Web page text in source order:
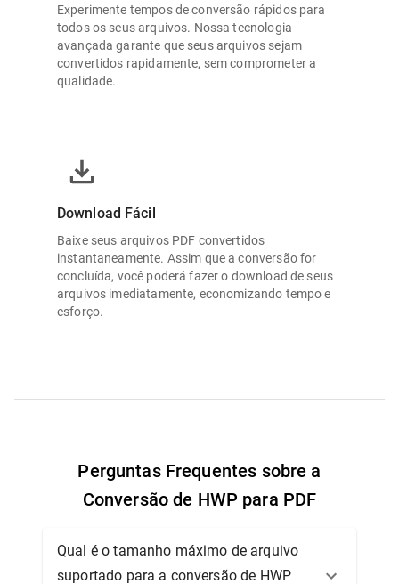
Experimente tempos de conversão rápidos para
todos os seus arquivos. Nossa tecnologia
avançada garante que seus arquivos sejam
convertidos rapidamente, sem comprometer a
qualidade.
Download Fácil
Baixe seus arquivos PDF convertidos
instantaneamente. Assim que a conversão for
concluída, você poderá fazer o download de seus
arquivos imediatamente, economizando tempo e
esforço.
Perguntas Frequentes sobre a
Conversão de HWP para PDF
Qual é o tamanho máximo de arquivo
suportado para a conversão de HWP